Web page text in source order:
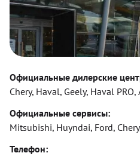
Официальные дилерские
Chery, Haval, Geely, Haval
Официальные сервисы:
Mitsubishi, Huyndai, Ford,
Телефон: